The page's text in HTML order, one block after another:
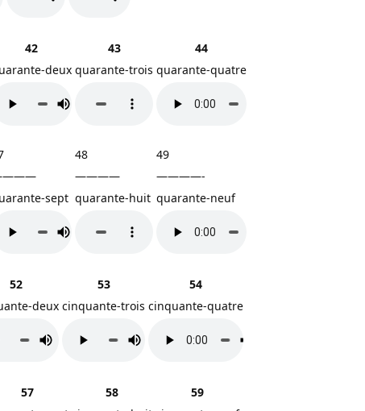
42 43
44
deux quarante-trois quarante-quatre
48
49
————
————-
sept quarante-huit quarante-neuf
52 53
54
deux cinquante-trois cinquante-quatre
57 58
59